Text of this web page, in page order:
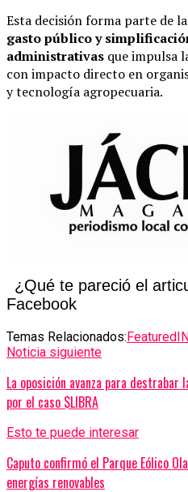
Esta decisión forma parte de
gasto público y
administrativas que impulsa
con impacto directo en
y tecnología agropecuaria.
¿Qué te pareció el
Facebook
Temas Relacionados: Featured
Noticia siguiente
La oposición avanza para
por el caso $LIBRA
Esto te puede interesar
Caputo confirmó el Parque Eólico
energías renovables